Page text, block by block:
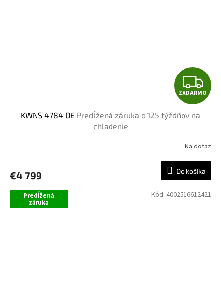
Z
A
A
R
M
ZADARMO
KWNS 4784 DE Predĺžená záruka o 125 týždňov na
chladenie
Na dotaz
€4 799 Do košíka
Predĺžená
záruka
Kód: 4002516612421